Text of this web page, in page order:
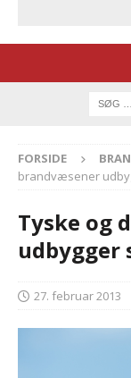
FORSIDE
brandvæsener
Tyske og
udbygger
27. februar 2013